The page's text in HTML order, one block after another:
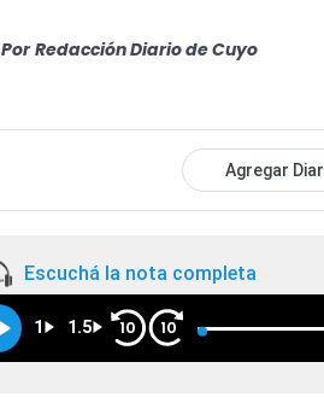
Por Redacción Diario de Cuyo
Agregar
Escuchá la nota completa
1 1.5 10 10